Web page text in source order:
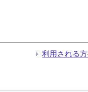
利用される